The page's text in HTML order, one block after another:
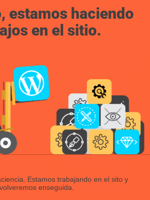
estamos haciendo
en el sitio.
Estamos trabajando en el sito y
volveremos enseguida.